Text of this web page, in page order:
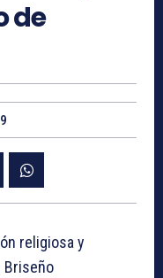
de
religiosa y
Briseño